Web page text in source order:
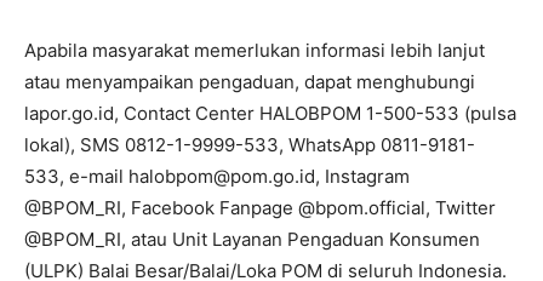
Apabila masyarakat memerlukan informasi lebih lanjut
atau menyampaikan pengaduan, dapat menghubungi
lapor.go.id, Contact Center HALOBPOM 1-500-533 (pulsa
lokal), SMS 0812-1-9999-533, WhatsApp 0811-9181-
533, e-mail halobpom@pom.go.id, Instagram
@BPOM_RI, Facebook Fanpage @bpom.official, Twitter
@BPOM_RI, atau Unit Layanan Pengaduan Konsumen
(ULPK) Balai Besar/Balai/Loka POM di seluruh Indonesia.